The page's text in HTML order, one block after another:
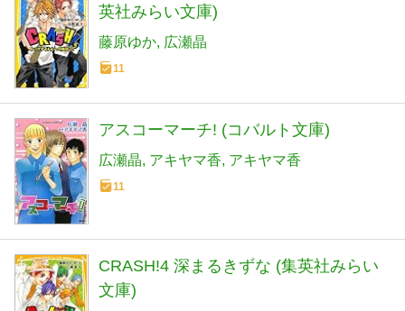
英社みらい文庫)
藤原ゆか 広瀬晶
11
アスコーマーチ! (コバルト文庫)
広瀬晶 アキヤマ香 アキヤマ香
11
CRASH!4 深まるきずな (集英社みらい
文庫)